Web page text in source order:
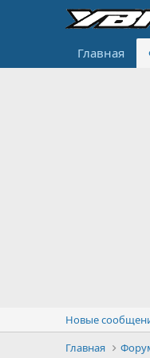
Главная
Новые
Главная